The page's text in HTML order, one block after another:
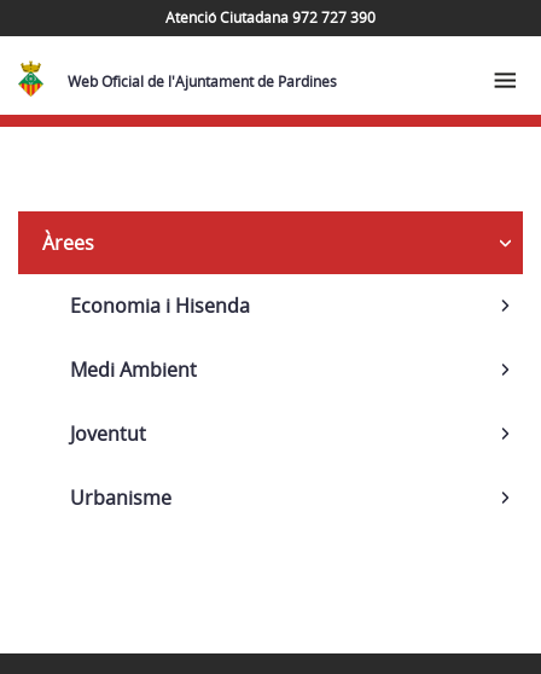
Atenció Ciutadana 972 727 390
Web Oficial de l'Ajuntament de Pardines
Navega
Àrees
Economia i Hisenda
Medi Ambient
Joventut
Urbanisme